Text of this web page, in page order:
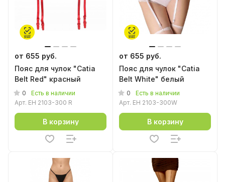
от 655 руб.
Пояс для чулок "Catia
Belt Red" красный
0
Есть в наличии
Арт. EH 2103-300 R
В корзину
от 655 руб.
Пояс для чулок "Catia
Belt White" белый
0
Есть в наличии
Арт. EH 2103-300W
В корзину